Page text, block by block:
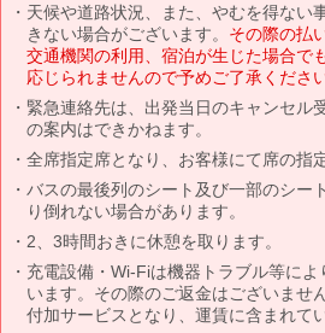
天候や道路状況、また、やむを得ない
きない場合がございます。 その際の払
交通機関の利用、宿泊が生じた場合で
応じられませんので予めご了承ください
緊急連絡先は、出発当日のキャンセル
の案内はできかねます。
全席指定席となり、お客様にて席の指
バスの最後列のシート及び一部のシー
り倒れない場合があります。
2、3時間おきに休憩を取ります。
充電設備・Wi-Fiは機器トラブル等に
います。その際のご返金はございませ
付加サービスとなり、運賃に含まれて